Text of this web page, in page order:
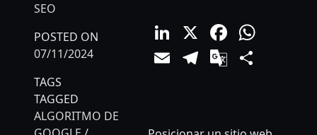
SEO
POSTED ON
07/11/2024
TAGS
TAGGED
ALGORITMO DE
LinkedIn
X
EmailTelegram
Google